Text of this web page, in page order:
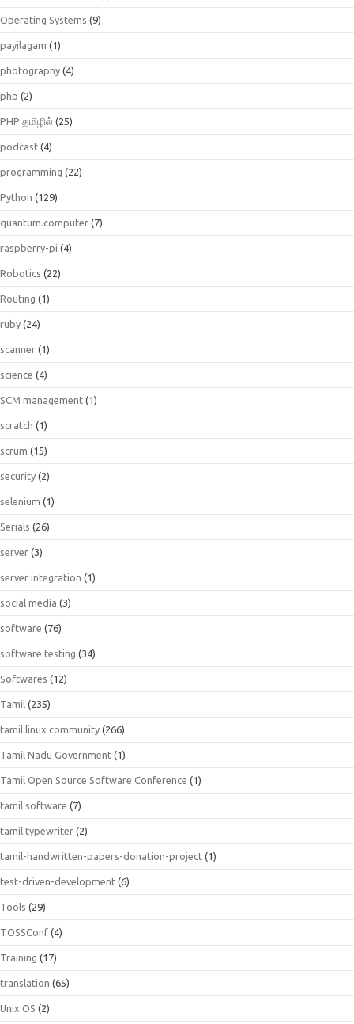
Operating Systems (9)
payilagam (1)
photography (4)
php (2)
PHP தமிழில் (25)
podcast (4)
programming (22)
Python (129)
quantum.computer (7)
raspberry-pi (4)
Robotics (22)
Routing (1)
ruby (24)
scanner (1)
science (4)
SCM management (1)
scratch (1)
scrum (15)
security (2)
selenium (1)
Serials (26)
server (3)
server integration (1)
social media (3)
software (76)
software testing (34)
Softwares (12)
Tamil (235)
tamil linux community (266)
Tamil Nadu Government (1)
Tamil Open Source Software Conference (1)
tamil software (7)
tamil typewriter (2)
tamil-handwritten-papers-donation-project (1)
test-driven-development (6)
Tools (29)
TOSSConf (4)
Training (17)
translation (65)
Unix OS (2)